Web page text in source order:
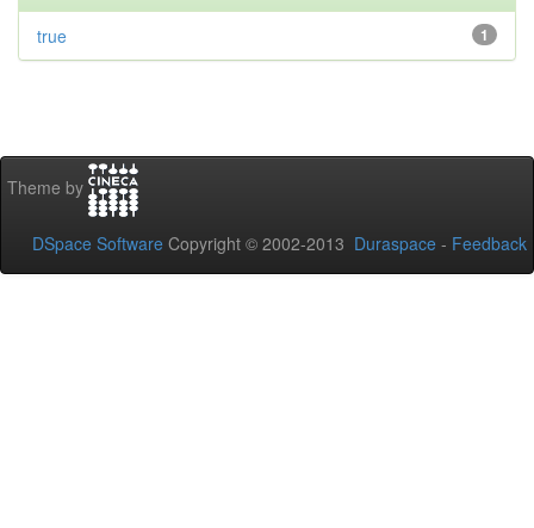
1
true
Theme by
DSpace Software Copyright © 2002-2013 Duraspace - Feedback